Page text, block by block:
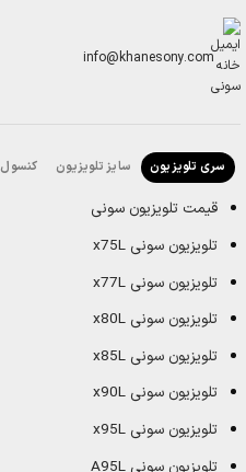
info@khanesony.com
سری تلویزیون سایز تلویزیون کنسول
قیمت تلویزیون سونی
تلویزیون سونی x75L
تلویزیون سونی x77L
تلویزیون سونی x80L
تلویزیون سونی x85L
تلویزیون سونی x90L
تلویزیون سونی x95L
تلویزیون سونی A95L